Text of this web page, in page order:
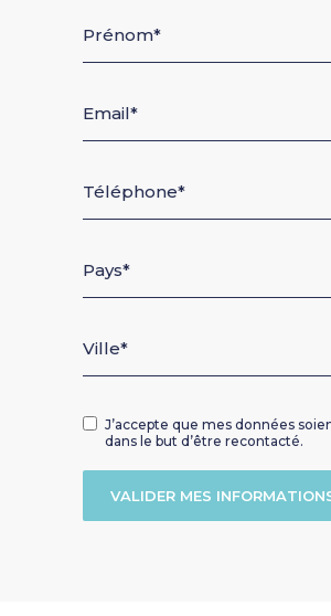
Prénom
Email
Téléphone
Pays
Ville
J’accepte que mes données
dans le but d’être recontacté.
VALIDER MES